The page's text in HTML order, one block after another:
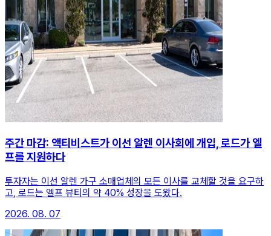
주간 마감: 액티비스트가 이선 알렌 이사회에 개입, 로드가 엘
프를 지원하다
투자자는 이선 알렌 가구 소매업체의 모든 이사를 교체할 것을 요구하
고, 로드는 엘프 뷰티의 약 40% 성장을 도왔다.
2026. 08. 07